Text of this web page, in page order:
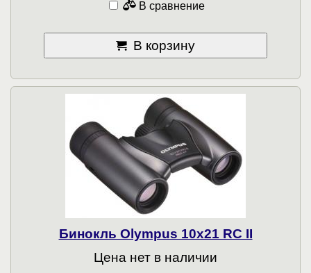
В сравнение
В корзину
Бинокль Olympus 10x21 RC II
Цена нет в наличии